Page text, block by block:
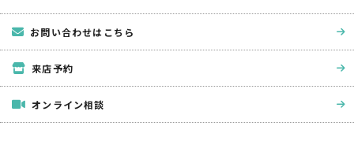
お問い合わせはこちら
来店予約
オンライン相談